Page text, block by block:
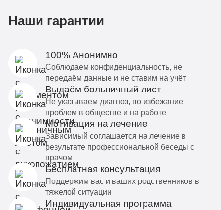
Наши гарантии
100% Анонимно
Соблюдаем конфиденциальность, не
передаём данные и не ставим на учёт
Выдаём больничный лист
Не указываем диагноз, во избежание
проблем в обществе и на работе
Мотивация на лечение
Зависимый соглашается на лечение в
результате профессиональной беседы с
врачом
Бесплатная консультация
Поддержим вас и ваших родственников в
тяжелой ситуации
Индивидуальная программа